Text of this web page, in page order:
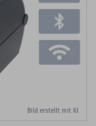
Bild erstellt mit KI